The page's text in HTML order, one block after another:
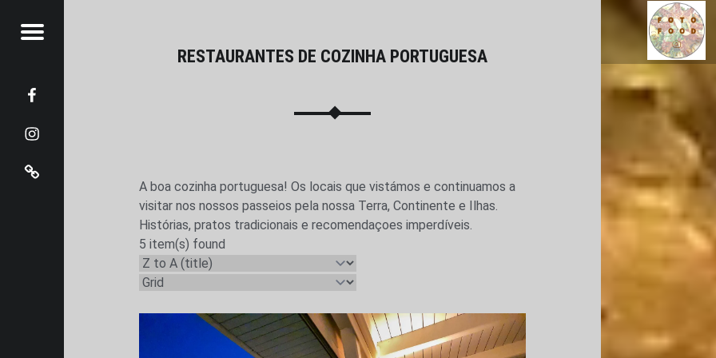
RESTAURANTES DE COZINHA
Comidinhas por onde passo...
Menu
RESTAURANTES DE COZINHA PORTUGUESA
A boa cozinha portuguesa! Os locais que vistámos e continuamos a
visitar nos nossos passeios pela nossa Terra, Continente e Ilhas.
Histórias, pratos tradicionais e recomendaçoes imperdíveis.
5 item(s) found